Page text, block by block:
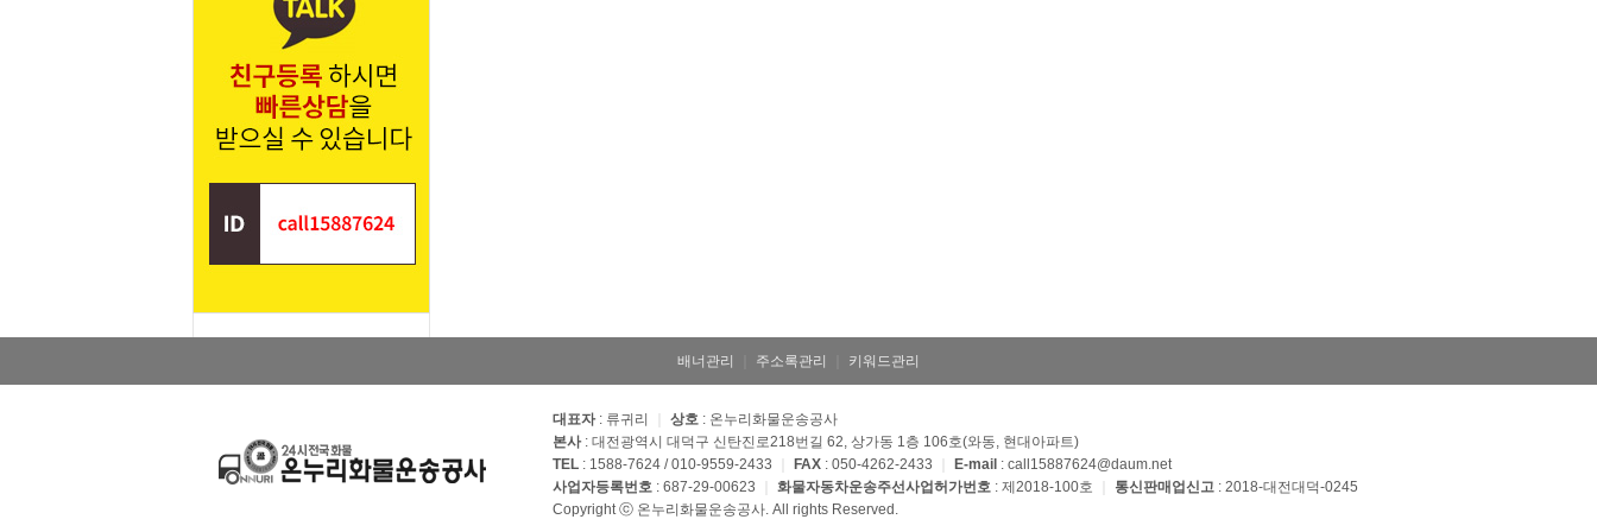
배너관리 주소록관리 키워드관리
대표자: 류귀리 상호 : 온누리화물운송공사
본사: 대전광역시 대덕구 신탄진로218번길 62, 상가동 1층 106호(와동, 현대아파트)
TEL : 1588-7624 / 010-9559-2433 FAX : 050-4262-2433 E-mail : call15887624@daum.net
사업자등록번호 : 687-29-00623 화물자동차운송주선사업허가번호 : 제2018-100호 통신판매업신고 : 2018-대전대덕-0245
Copyright ⓒ 온누리화물운송공사. All rights Reserved.